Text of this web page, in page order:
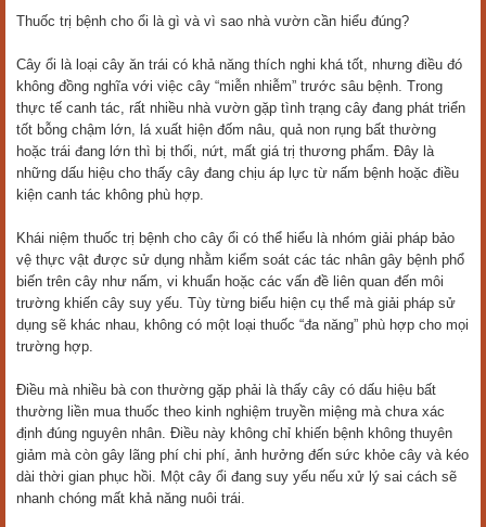
Thuốc trị bệnh cho ổi là gì và vì sao nhà vườn cần hiểu đúng?
Cây ổi là loại cây ăn trái có khả năng thích nghi khá tốt, nhưng điều đó
không đồng nghĩa với việc cây “miễn nhiễm” trước sâu bệnh. Trong
thực tế canh tác, rất nhiều nhà vườn gặp tình trạng cây đang phát triển
tốt bỗng chậm lớn, lá xuất hiện đốm nâu, quả non rụng bất thường
hoặc trái đang lớn thì bị thối, nứt, mất giá trị thương phẩm. Đây là
những dấu hiệu cho thấy cây đang chịu áp lực từ nấm bệnh hoặc điều
kiện canh tác không phù hợp.
Khái niệm thuốc trị bệnh cho cây ổi có thể hiểu là nhóm giải pháp bảo
vệ thực vật được sử dụng nhằm kiểm soát các tác nhân gây bệnh phổ
biến trên cây như nấm, vi khuẩn hoặc các vấn đề liên quan đến môi
trường khiến cây suy yếu. Tùy từng biểu hiện cụ thể mà giải pháp sử
dụng sẽ khác nhau, không có một loại thuốc “đa năng” phù hợp cho mọi
trường hợp.
Điều mà nhiều bà con thường gặp phải là thấy cây có dấu hiệu bất
thường liền mua thuốc theo kinh nghiệm truyền miệng mà chưa xác
định đúng nguyên nhân. Điều này không chỉ khiến bệnh không thuyên
giảm mà còn gây lãng phí chi phí, ảnh hưởng đến sức khỏe cây và kéo
dài thời gian phục hồi. Một cây ổi đang suy yếu nếu xử lý sai cách sẽ
nhanh chóng mất khả năng nuôi trái.